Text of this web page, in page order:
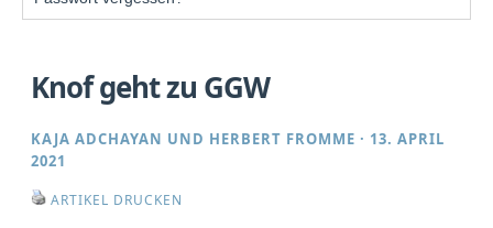
Knof geht zu GGW
KAJA ADCHAYAN UND HERBERT FROMME · 13. APRIL
2021
ARTIKEL DRUCKEN